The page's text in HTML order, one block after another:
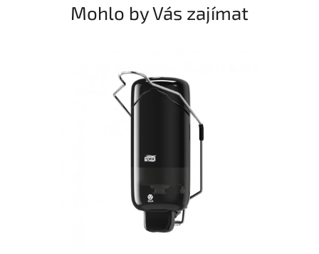
Mohlo by Vás zajímat